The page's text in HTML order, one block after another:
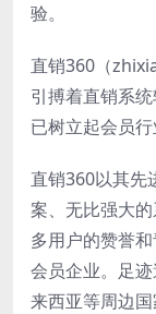
验。
直销360（
引搏着直销系
已树立起会员行
直销360以其先
案、无比强大
多用户的赞誉
会员企业。足
来西亚等周边